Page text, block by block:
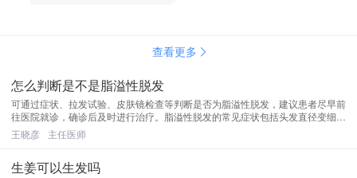
痛已有严重影响病人日常生活的可进行手术治疗。
查看更多
怎么判断是不是脂溢性脱发
可通过症状、拉发试验、皮肤镜检查等判断是否为脂溢性脱发，建议患者尽早前
往医院就诊，确诊后及时进行治疗。脂溢性脱发的常见症状包括头发直径变细、
头发密度下降、发际线后移、头发油腻等，部分患者还会伴有头屑较多、丘疹、
脓疱等，通常从青春期开始...
王晓彦 主任医师
生姜可以生发吗